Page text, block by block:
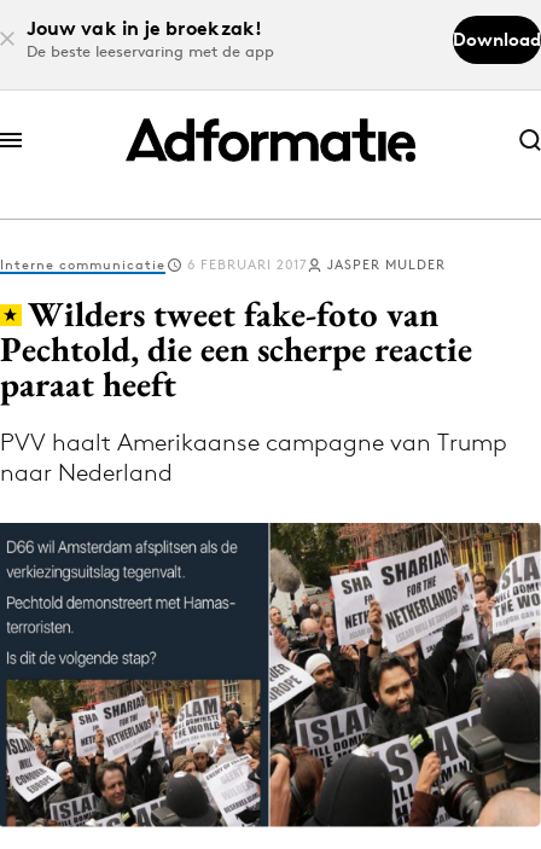
Jouw vak in je broekzak!
De beste leeservaring met de app
Download
Abonneer nu
Abonneer nu
Log in
Download de app
Volg het laatste nieuws via de Adformatie
Nieuws app
Menu
Home
9 sept: GenAI-training
12 nov: MarketingLive!
Adverteren
Events
Interne communicatie 6 FEBRUARI 2017 JASPER MULDER
Wilders tweet fake-foto van
Pechtold, die een scherpe reactie
paraat heeft
PVV haalt Amerikaanse campagne van Trump
naar Nederland